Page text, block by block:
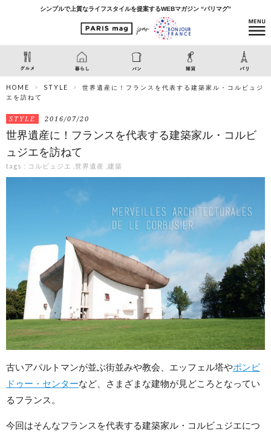
シンプルで上質なライフスタイルを提案するWEBマガジン “パリマグ”
HOME STYLE
世界遺産に！フランスを代表する建築家ル・コルビュジ
エを訪ねて
STYLE 2016/07/20
世界遺産に！フランスを代表する建築家ル・コルビ
ュジエを訪ねて
tags : コルビュジエ 世界遺産 建築
古いアパルトマンが並ぶ街並みや教会、エッフェル塔やポンピ
ドゥー・センターなど、さまざまな建物が見どころとなってい
るフランス。
今回はそんなフランスを代表する建築家ル・コルビュジエにつ